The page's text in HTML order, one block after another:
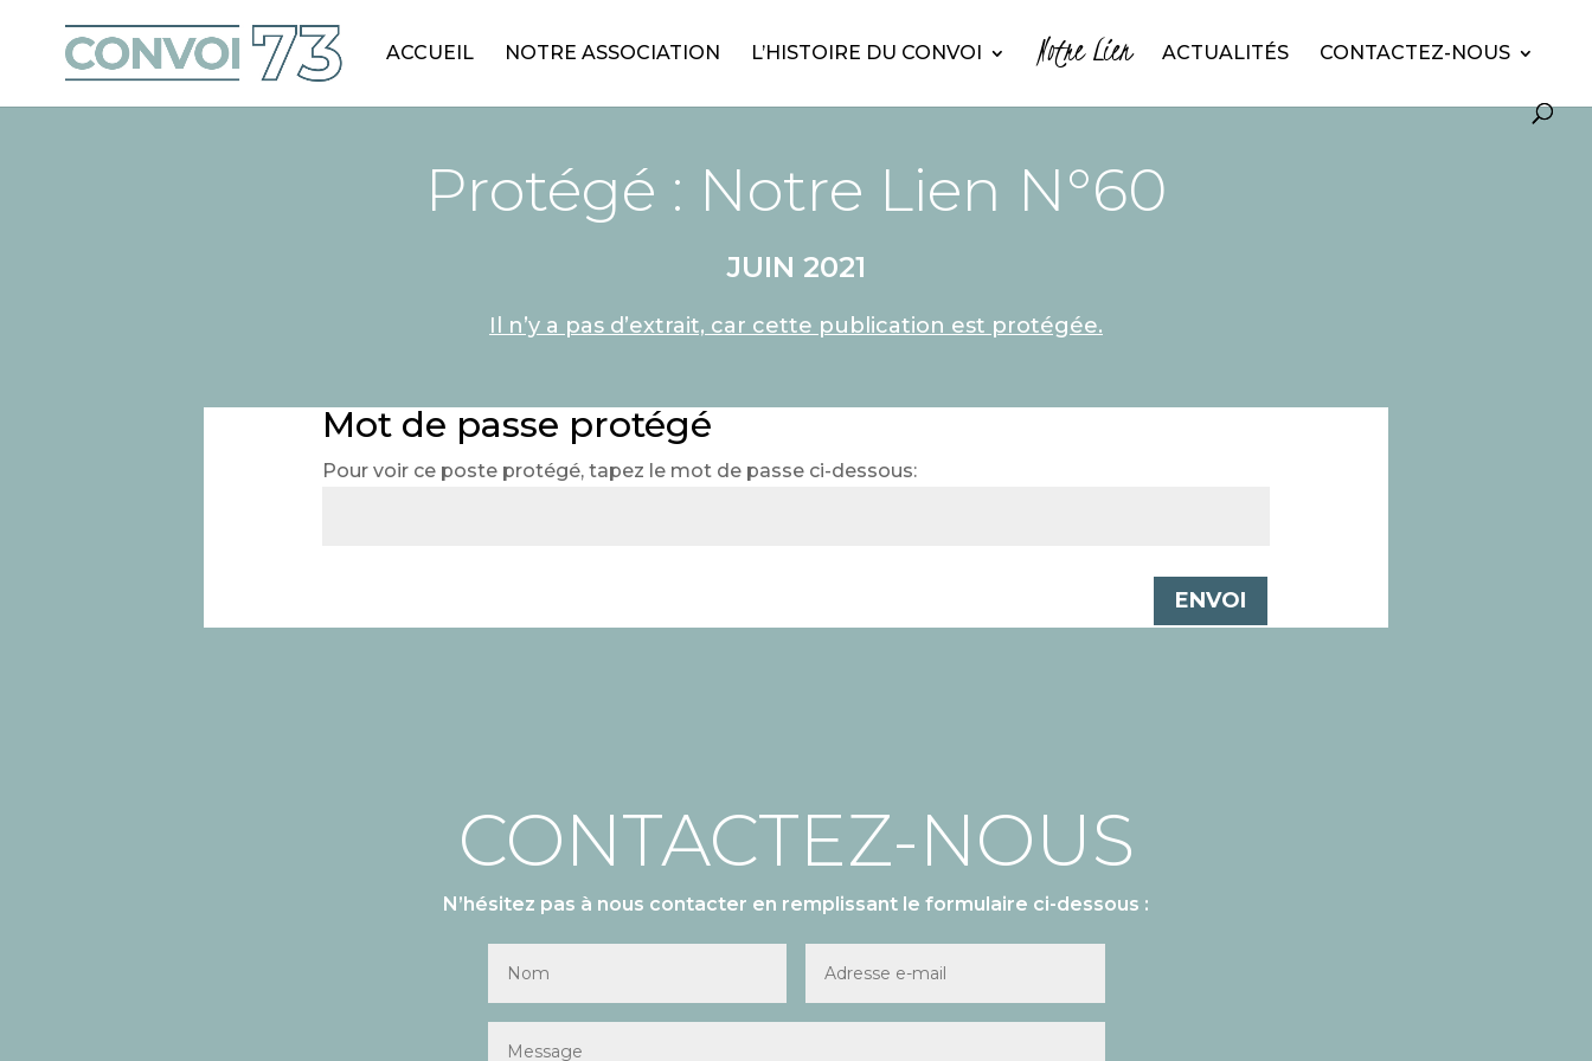
ACCUEIL NOTRE ASSOCIATION L’HISTOIRE DU CONVOI Notre Lien ACTUALITÉS CONTACTEZ-NOUS
Protégé : Notre Lien N°60
JUIN 2021
Il n’y a pas d’extrait, car cette publication est protégée.
Mot de passe protégé
Pour voir ce poste protégé, tapez le mot de passe ci-dessous:
ENVOI
CONTACTEZ-NOUS
N’hésitez pas à nous contacter en remplissant le formulaire ci-dessous :